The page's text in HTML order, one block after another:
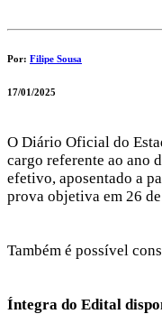
Por: Filipe Sousa
17/01/2025
O Diário Oficial do
cargo referente ao ano
efetivo, aposentado a
prova objetiva em 26
Também é possível
Íntegra do Edital